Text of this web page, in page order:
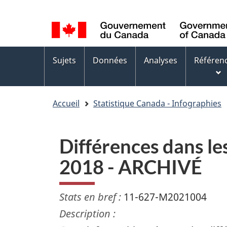
de
la
langue
Language
switcher
Menus
des
sujets
Sujets Données Analyses
Accueil Statistique Canada - Infographies
Différences dans
2018 - ARCHIVÉ
Stats en bref : 11-627-M2021004
Description :